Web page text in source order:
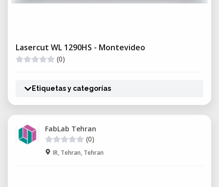
Lasercut WL 1290HS - Montevideo
(0)
Etiquetas y categorías
FabLab Tehran
(0)
IR, Tehran, Tehran